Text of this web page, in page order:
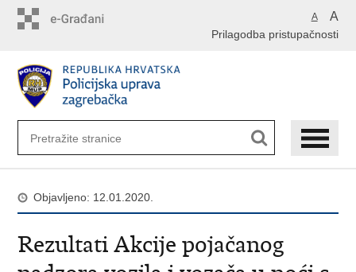
A A
Prilagodba pristupačnosti
Objavljeno: 12.01.2020.
Rezultati Akcije pojačanog